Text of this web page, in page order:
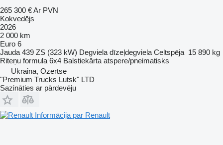
265 300 €Ar PVN
Kokvedējs
2026
2 000 km
Euro 6
Jauda 439 ZS (323 kW) Degviela dīzeļdegviela Celtspēja 15 890 kg
Riteņu formula 6x4 Balstiekārta atspere/pneimatisks
Ukraina, Ozertse
"Premium Trucks Lutsk" LTD
Sazināties ar pārdevēju
Informācija par Renault